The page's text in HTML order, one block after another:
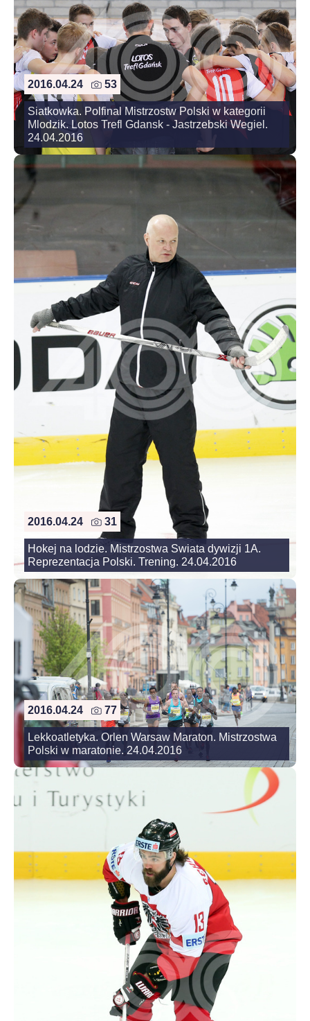
2016.04.24 53
Siatkowka. Polfinal Mistrzostw Polski w kategorii
Mlodzik. Lotos Trefl Gdansk - Jastrzebski Wegiel.
24.04.2016
2016.04.24 31
Hokej na lodzie. Mistrzostwa Swiata dywizji 1A.
Reprezentacja Polski. Trening. 24.04.2016
2016.04.24 77
Lekkoatletyka. Orlen Warsaw Maraton. Mistrzostwa
Polski w maratonie. 24.04.2016